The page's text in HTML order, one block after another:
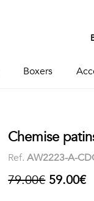
Boxers
Chemise
Ref.AW2223-A-
79.00€ 59.00€